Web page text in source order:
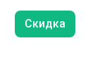
Скидка